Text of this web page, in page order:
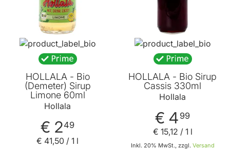
HOLLALA - Bio
(Demeter) Sirup
Limone 60ml
Hollala
€ 249
€ 41,50 / 1 l
HOLLALA - Bio Sirup
Cassis 330ml
Hollala
€ 4 99
Inkl. 20% MwSt., zzgl. Versand
€ 15,12 / 1 l